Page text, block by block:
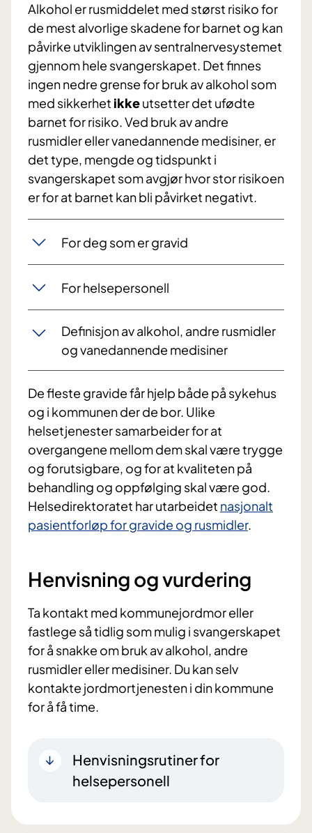
Alkohol er rusmiddelet med størst risiko for
de mest alvorlige skadene for barnet og kan
påvirke utviklingen av sentralnervesystemet
gjennom hele svangerskapet. Det finnes
ingen nedre grense for bruk av alkohol som
med sikkerhet ikkeutsetter det ufødte
barnet for risiko. Ved bruk av andre
rusmidler eller vanedannende medisiner, er
det type, mengde og tidspunkt i
svangerskapet som avgjør hvor stor risikoen
er for at barnet kan bli påvirket negativt.
For deg som er gravid
For helsepersonell
Definisjon av alkohol, andre rusmidler
og vanedannende medisiner
De fleste gravide får hjelp både på sykehus
og i kommunen der de bor. Ulike
helsetjenester samarbeider for at
overgangene mellom dem skal være trygge
og forutsigbare, og for at kvaliteten på
behandling og oppfølging skal være god.
Helsedirektoratet har utarbeidet nasjonalt
pasientforløp for gravide og rusmidler.
Henvisning og vurdering
Ta kontakt med kommunejordmor eller
fastlege så tidlig som mulig i svangerskapet
for å snakke om bruk av alkohol, andre
rusmidler eller medisiner. Du kan selv
kontakte jordmortjenesten i din kommune
for å få time.
Henvisningsrutiner for
helsepersonell